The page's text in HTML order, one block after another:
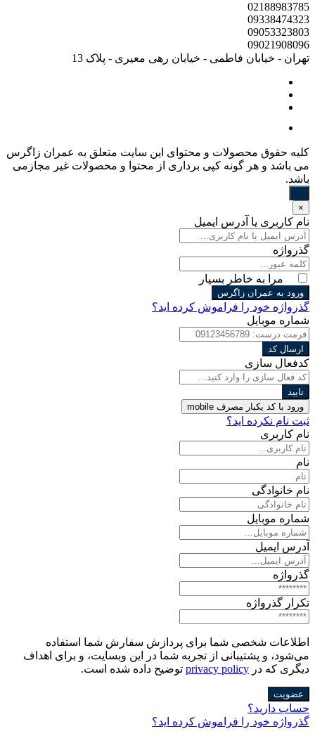
02188983785
09338474323
09053323803
09021908096
تهران - خیابان فاطمی - خیابان رهی معیری - پلاک 13
کليه حقوق محصولات و محتوای اين سایت متعلق به عمران زاگرس
می باشد و هر گونه کپی برداری از محتوا و محصولات غیر مجازمی
باشد.
×
نام کاربری یا آدرس ایمیل
گذرواژه
مرا به خاطر بسپار
ورود به عمران زاگرس
گذرواژه خود را فراموش کرده اید؟
شماره موبایل
ارسال کد
کدفعال سازی
تایید
ورود با کد یکبار مصرف mobile
ثبت نام نکرده اید؟
نام کاربری
نام
نام خانوادگی
شماره موبایل
آدرس ایمیل
گذرواژه
تکرار گذرواژه
اطلاعات شخصی شما برای پردازش سفارش شما استفاده
می‌شود، و پشتیبانی از تجربه شما در این وبسایت، و برای اهداف
دیگری که در privacy policy توضیح داده شده است.
عضویت
حساب دارید؟
گذرواژه خود را فراموش کرده اید؟